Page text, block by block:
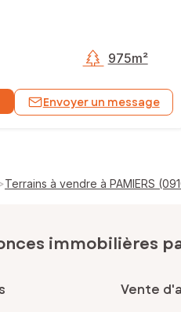
975m²
Envoyer un message
Terrains à vendre à PAMIERS
immobilières
Vente